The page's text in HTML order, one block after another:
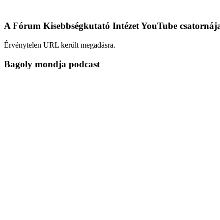
A Fórum Kisebbségkutató Intézet YouTube
Érvénytelen URL került megadásra.
Bagoly mondja podcast